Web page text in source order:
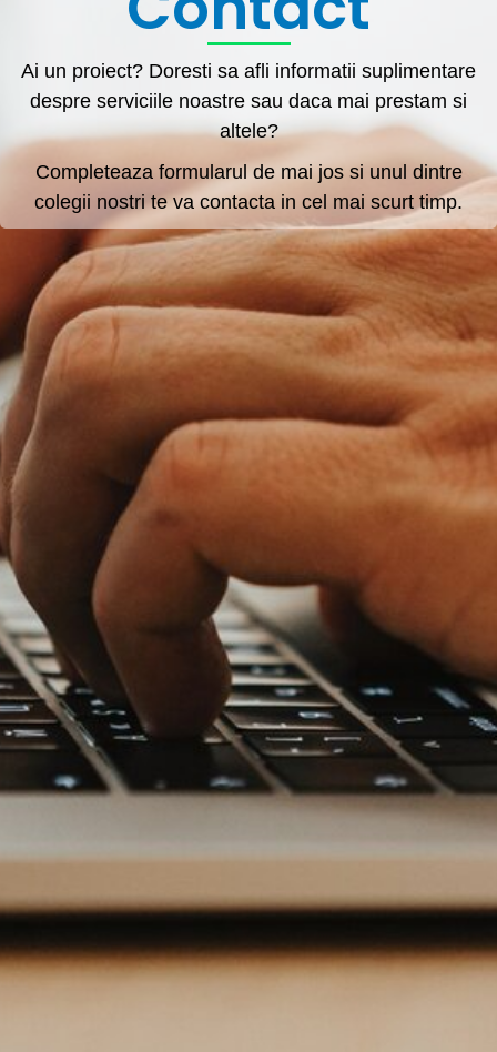
Ai un proiect? Doresti sa afli informatii suplimentare
despre serviciile noastre sau daca mai prestam si
altele?
Completeaza formularul de mai jos si unul dintre
colegii nostri te va contacta in cel mai scurt timp.